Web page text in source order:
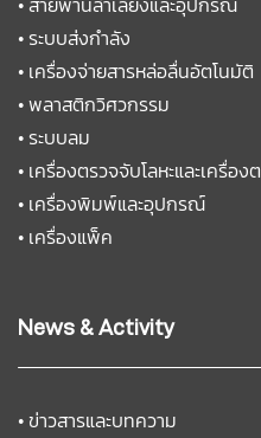
•ระบบส่งกำลัง
• เครื่องจ่ายสารหล่อลื่นอัตโนมัติ
•พลาสติกวิศวกรรม
•ระบบลม
• เครื่องตรวจจับโลหะและเครื่อ
• เครื่องพิมพ์และอุปกรณ์
• เครื่องแพ็ค
News & Activity
•ข่าวสารและบทความ